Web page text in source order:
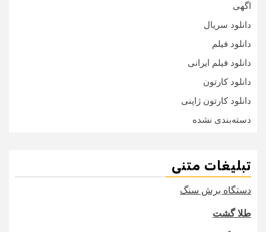
اگهی
دانلود سریال
دانلود فیلم
دانلود فیلم ایرانی
دانلود کارتون
دانلود کارتون ژاپنی
دسته‌بندی نشده
تبلیغات متنی
دستگاه برش سنگ
طلا گشت